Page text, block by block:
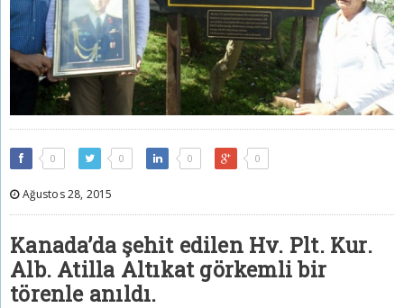
0 0 0 0
Ağustos 28, 2015
Kanada’da şehit edilen Hv. Plt. Kur.
Alb. Atilla Altıkat görkemli bir
törenle anıldı.